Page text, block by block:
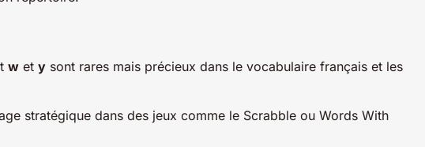
w et y sont rares mais précieux dans le vocabulaire français et les
stratégique dans des jeux comme le Scrabble ou Words With